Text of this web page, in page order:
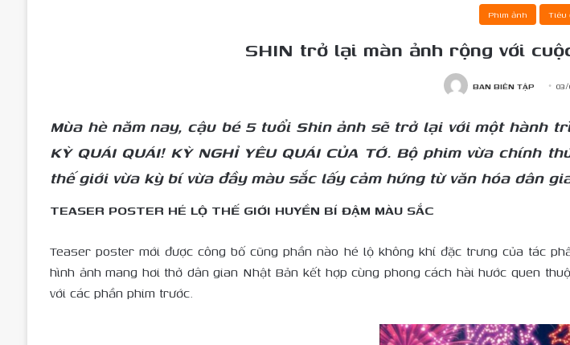
Phim ảnh Tiêu
SHIN trở lại màn ảnh rộng với
BAN BIÊN TẬP 03/
Mùa hè năm nay, cậu bé 5 tuổi Shin ảnh sẽ trở lại với một hành
KỲ QUÁI QUÁI! KỲ NGHỈ YÊU QUÁI CỦA TỚ. Bộ phim vừa
thế giới vừa kỳ bí vừa đầy màu sắc lấy cảm hứng từ văn hóa dân
TEASER POSTER HÉ LỘ THẾ GIỚI HUYỀN BÍ ĐẬM MÀU SẮC
Teaser poster mới được công bố cũng phần nào hé lộ không khí đặc trưng của tác
hình ảnh mang hơi thở dân gian Nhật Bản kết hợp cùng phong cách hài hước quen
với các phần phim trước.